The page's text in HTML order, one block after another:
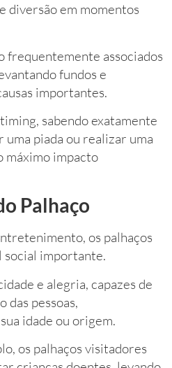
diversão em momentos
frequentemente associados
fundos e
importantes.
sabendo exatamente
piada ou realizar uma
máximo impacto
Palhaço
os palhaços
social importante.
e alegria, capazes de
das pessoas,
idade ou origem.
os palhaços visitadores